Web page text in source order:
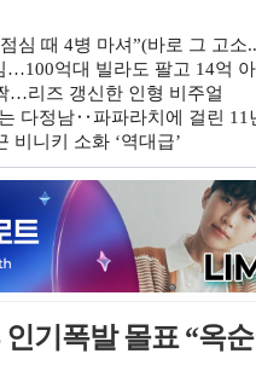
심 때 4병 마셔”(바로 그 고소
억대 빌라도 팔고 14억
…리즈 갱신한 인형 비주얼
다정남‥파파라치에 걸린 11
비니키 소화 ‘역대급’
기폭발 몰표 “옥